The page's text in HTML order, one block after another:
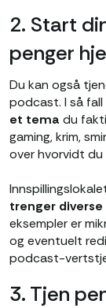
2. Start
penger
Du kan også
podcast. I så
et tema du
gaming, krim,
over hvorvidt du
trenger
eksempler er
og eventuelt
podcast-
3. Tjen